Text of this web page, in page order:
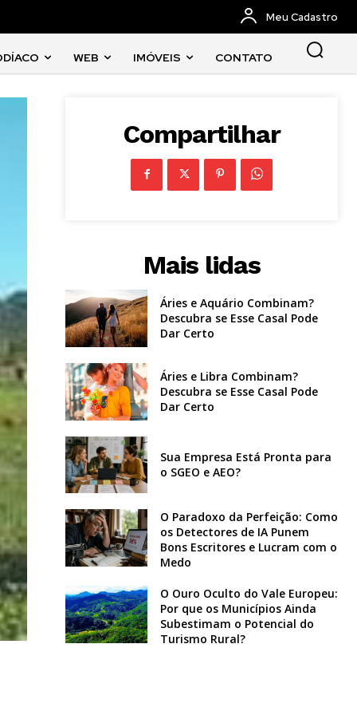
Meu Cadastro
WEB IMÓVEIS CONTATO
Compartilhar
Mais lidas
Áries e Aquário Combinam?
Descubra se Esse Casal Pode
Dar Certo
Áries e Libra Combinam?
Descubra se Esse Casal Pode
Dar Certo
Sua Empresa Está Pronta para
o SGEO e AEO?
O Paradoxo da Perfeição: Como
os Detectores de IA Punem
Bons Escritores e Lucram com o
Medo
O Ouro Oculto do Vale Europeu:
Por que os Municípios Ainda
Subestimam o Potencial do
Turismo Rural?